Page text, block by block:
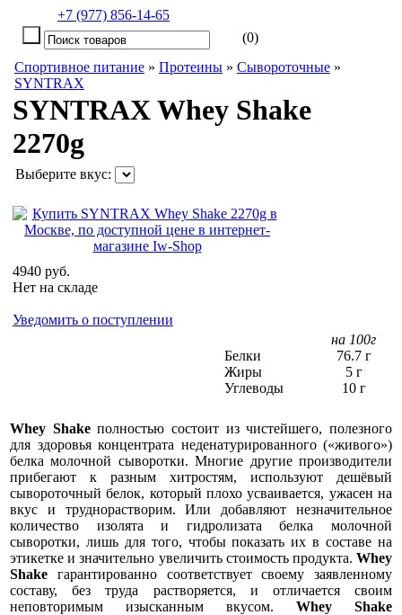
+7 (977) 856-14-65
(0)
Спортивное питание » Протеины » Сывороточные »
SYNTRAX
SYNTRAX Whey Shake
2270g
Выберите вкус:
4940 руб.
Нет на складе
Уведомить о поступлении
на 100г
Белки
76.7 г
Жиры
5 г
Углеводы
10 г
Whey Shakeполностью состоит из чистейшего, полезного
для здоровья концентрата неденатурированного («живого»)
белка молочной сыворотки. Многие другие производители
прибегают к разным хитростям, используют дешёвый
сывороточный белок, который плохо усваивается, ужасен на
вкус и труднорастворим. Или добавляют незначительное
количество изолята и гидролизата белка молочной
сыворотки, лишь для того, чтобы показать их в составе на
этикетке и значительно увеличить стоимость продукта. Whey
Shake гарантированно соответствует своему заявленному
составу, без труда растворяется, и отличается своим
неповторимым изысканным вкусом. Whey Shake